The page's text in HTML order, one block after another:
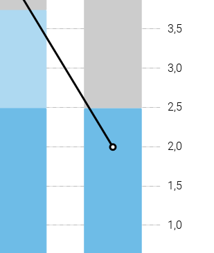
0,5
1,0
1,5
2,0
2,5
3,0
3,5